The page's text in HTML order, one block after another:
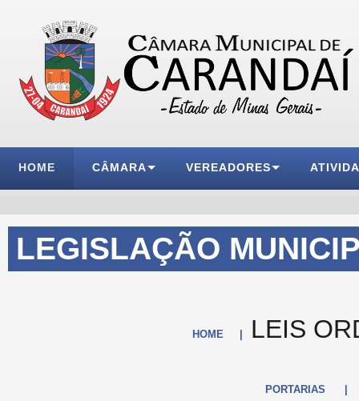
HOME CÂMARA VEREADORES
LEGISLAÇÃO
HOME LEIS
PORTARIAS